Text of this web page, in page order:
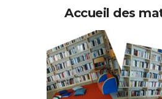
Accueil des